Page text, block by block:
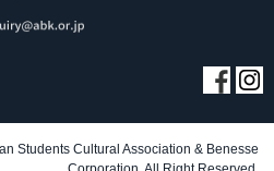
Students Cultural Association & Benesse